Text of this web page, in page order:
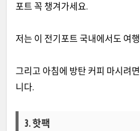
포트 꼭 챙겨가세요.
저는 이 전기포트 국내에서도 여
그리고 아침에 방탄 커피 마시려
니다.
3. 핫팩